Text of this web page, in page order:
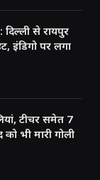
से रायपुर
इंडिगो पर लगा
टीचर समेत 7
भी मारी गोली